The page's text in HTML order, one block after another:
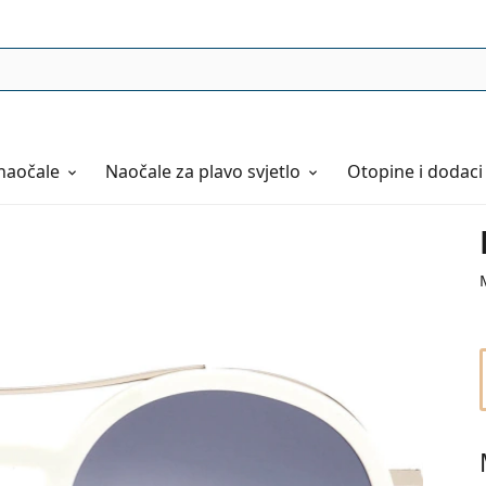
Naočaleza plavo svjetlo Otopine i dodaci